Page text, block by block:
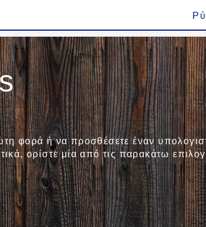
φορά ή να προσθέσετε έναν
ορίστε μία από τις παρακάτω